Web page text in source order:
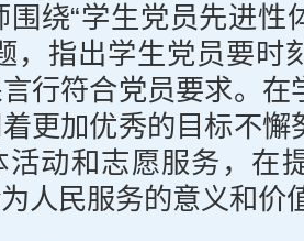
围绕“学生党员先进性
，指出学生党员要时
行符合党员要求。在
更加优秀的目标不懈
活动和志愿服务，在
人民服务的意义和价